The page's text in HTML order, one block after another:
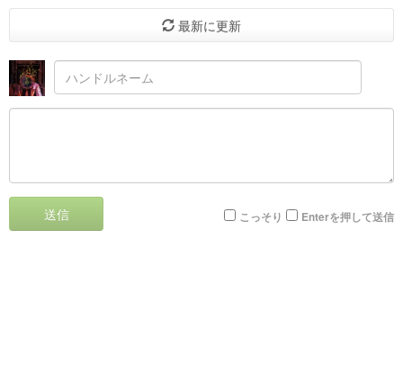
最新に更新
送信 こっそり Enterを押して送信